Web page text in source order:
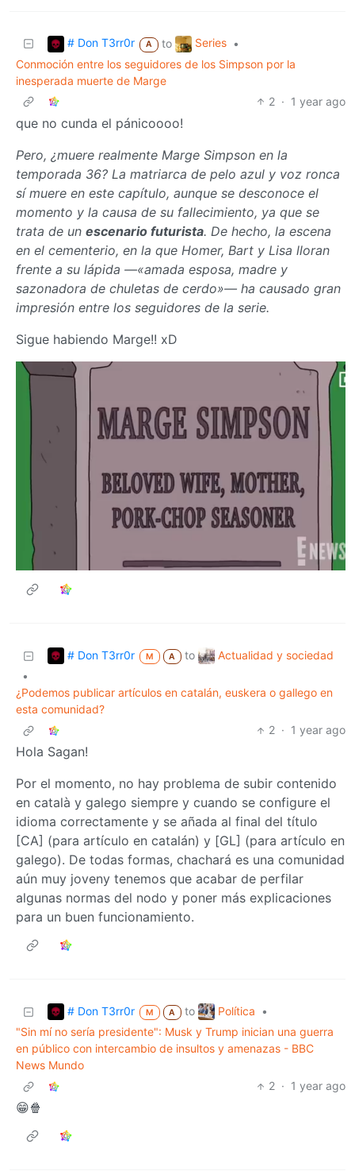
# Don T3rr0r A to Series
•
Conmoción entre los seguidores de los Simpson por la
inesperada muerte de Marge
2 · 1 year ago
que no cunda el pánicoooo!
Pero, ¿muere realmente Marge Simpson en la
temporada 36? La matriarca de pelo azul y voz ronca
sí muere en este capítulo, aunque se desconoce el
momento y la causa de su fallecimiento, ya que se
trata de un escenario futurista. De hecho, la escena
en el cementerio, en la que Homer, Bart y Lisa lloran
frente a su lápida —«amada esposa, madre y
sazonadora de chuletas de cerdo»— ha causado gran
impresión entre los seguidores de la serie.
Sigue habiendo Marge!! xD
# Don T3rr0r M A to
Actualidad y sociedad
•
¿Podemos publicar artículos en catalán, euskera o gallego en
esta comunidad?
2 · 1 year ago
Hola Sagan!
Por el momento, no hay problema de subir contenido
en català y galego siempre y cuando se configure el
idioma correctamente y se añada al final del título
[CA] (para artículo en catalán) y [GL] (para artículo en
galego). De todas formas, chachará es una comunidad
aún muy joveny tenemos que acabar de perfilar
algunas normas del nodo y poner más explicaciones
para un buen funcionamiento.
# Don T3rr0r M A to Política
•
"Sin mí no sería presidente": Musk y Trump inician una guerra
en público con intercambio de insultos y amenazas - BBC
News Mundo
2 · 1 year ago
😁🍿